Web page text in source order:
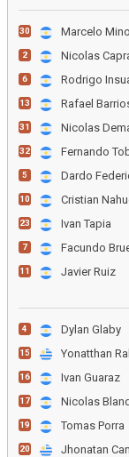
30 Marcelo Mino
2 Nicolas
6 Rodrigo
13 Rafael
31 Nicolas
32 Fernando
5 Dardo
10
23 Ivan Tapia
7 Facundo
11 Javier Ruiz
4 Dylan Glaby
15 Yonatthan
16 Ivan Guaraz
17 Nicolas
19 Tomas Porra
20 Jhonatan